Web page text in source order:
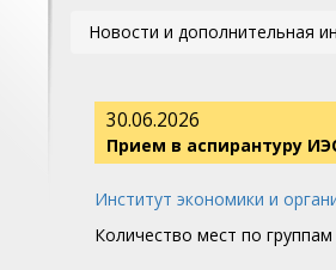
Новости и дополнительная
30.06.2026
Прием в аспирантуру
Институт экономики и
Количество мест по